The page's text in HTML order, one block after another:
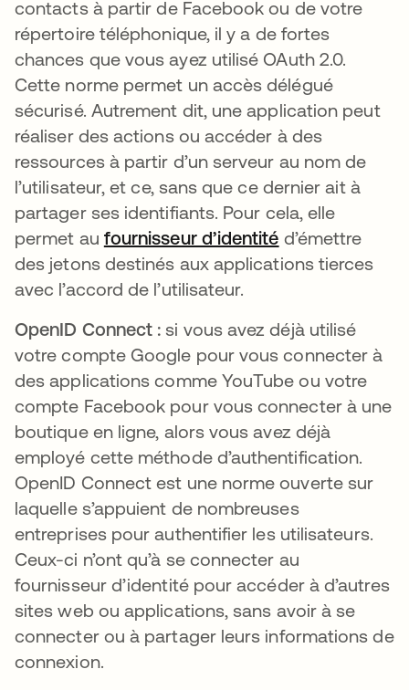
contacts à partir de Facebook ou de votre
répertoire téléphonique, il y a de fortes
chances que vous ayez utilisé OAuth 2.0.
Cette norme permet un accès délégué
sécurisé. Autrement dit, une application peut
réaliser des actions ou accéder à des
ressources à partir d’un serveur au nom de
l’utilisateur, et ce, sans que ce dernier ait à
partager ses identifiants. Pour cela, elle
permet au fournisseur d’identité d’émettre
des jetons destinés aux applications tierces
avec l’accord de l’utilisateur.
OpenID Connect : si vous avez déjà utilisé
votre compte Google pour vous connecter à
des applications comme YouTube ou votre
compte Facebook pour vous connecter à une
boutique en ligne, alors vous avez déjà
employé cette méthode d’authentification.
OpenID Connect est une norme ouverte sur
laquelle s’appuient de nombreuses
entreprises pour authentifier les utilisateurs.
Ceux-ci n’ont qu’à se connecter au
fournisseur d’identité pour accéder à d’autres
sites web ou applications, sans avoir à se
connecter ou à partager leurs informations de
connexion.